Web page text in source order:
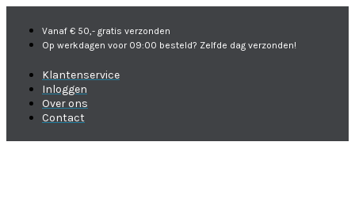
Vanaf € 50,- gratis verzonden
Op werkdagen voor 09:00 besteld? Zelfde dag verzonden!
Klantenservice
Inloggen
Over ons
Contact